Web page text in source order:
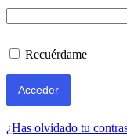
Recuérdame
¿Has olvidado tu